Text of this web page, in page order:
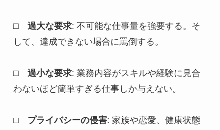
□　過大な要求: 不可能な仕事量を強要する。そ
して、達成できない場合に罵倒する。
□　過小な要求: 業務内容がスキルや経験に見合
わないほど簡単すぎる仕事しか与えない。
□　プライバシーの侵害: 家族や恋愛、健康状態